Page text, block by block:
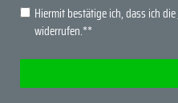
Hiermit bestätige ich, dass ich die
widerrufen.**